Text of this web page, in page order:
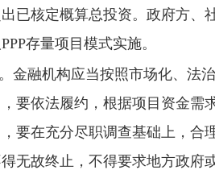
已核定概算总投资。政府方、
存量项目模式实施。
金融机构应当按照市场化、法
要依法履约，根据项目资金
要在充分尽职调查基础上，合
无故终止，不得要求地方政府